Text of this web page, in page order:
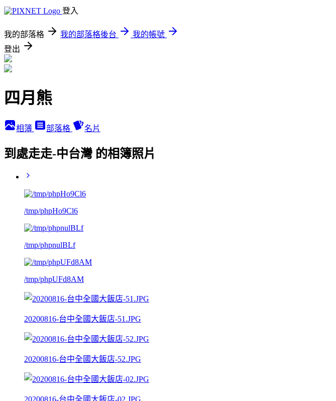
登入
我的部落格 我的部落格後台
我的帳號
登出
四月熊
相簿 部落格 名片
到處走走-中台灣 的相簿照片
/tmp/phpHo9Cl6
/tmp/phpnulBLf
/tmp/phpUFd8AM
20200816-台中全國大飯店-51.JPG
20200816-台中全國大飯店-52.JPG
20200816-台中全國大飯店-02.JPG